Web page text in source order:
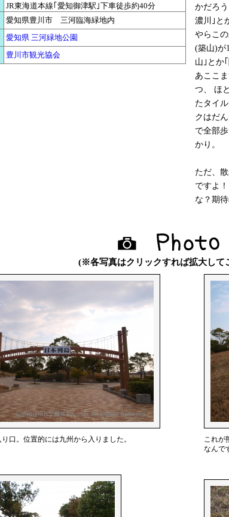
JR東海道本線｢愛知御津駅｣下車徒歩約40分
愛知県豊川市 三河臨海緑地内
愛知県 三河緑地公園
豊川市観光協会
かだろ
濃川｣と
やらこ
(築山)が
山｣とか
あここ
つ、 ほ
たタイ
クはだ
で全部
かり。
ただ、
ですよ
な？期待
(※各写真はクリックすれば拡大して
口。位置的には九州から入りました。
これが
なんで